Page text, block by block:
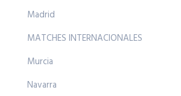
Madrid
MATCHES INTERNACIONALES
Murcia
Navarra